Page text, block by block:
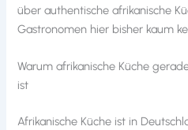
über authentische afrikanische
Gastronomen hier bisher kaum
Warum afrikanische Küche
ist
Afrikanische Küche ist in